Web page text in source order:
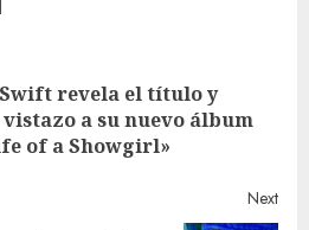
revela el título y
a su nuevo álbum
of a Showgirl»
Next